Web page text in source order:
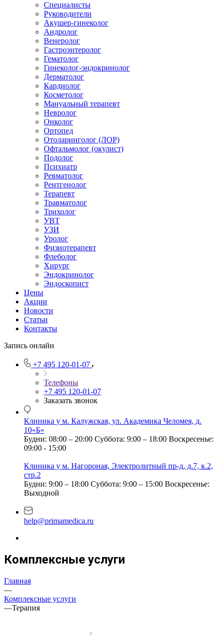
Специалисты
Руководители
Акушер-гинеколог
Андролог
Венеролог
Гастроэнтеролог
Гематолог
Гинеколог-эндокринолог
Дерматолог
Кардиолог
Косметолог
Мануальный терапевт
Невролог
Онколог
Ортопед
Отоларинголог (ЛОР)
Офтальмолог (окулист)
Подолог
Психиатр
Ревматолог
Рентгенолог
Терапевт
Травматолог
Трихолог
УВТ
УЗИ
Уролог
Физиотерапевт
Флеболог
Хирург
Эндокринолог
Эндоскопист
Цены
Акции
Новости
Статьи
Контакты
Запись онлайн
+7 495 120-01-07
Телефоны
+7 495 120-01-07
Заказать звонок
Клиника у м. Калужская, ул. Академика Челомея, д.
10«Б»
Будни: 08:00 – 20:00 Суббота: 9:00 – 18:00 Воскресенье:
09:00 - 15:00
Клиника у м. Нагороная, Электролитный пр-д, д.7, к.2,
стр.2
Будни: 9:00 – 18:00 Суббота: 9:00 – 15:00 Воскресенье:
Выходной
help@primamedica.ru
Комплексные услуги
Главная
—
Комплексные услуги
—Терапия